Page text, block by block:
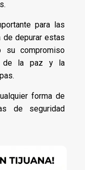
para las
de depurar estas
su compromiso
de la paz y la
forma de
de seguridad